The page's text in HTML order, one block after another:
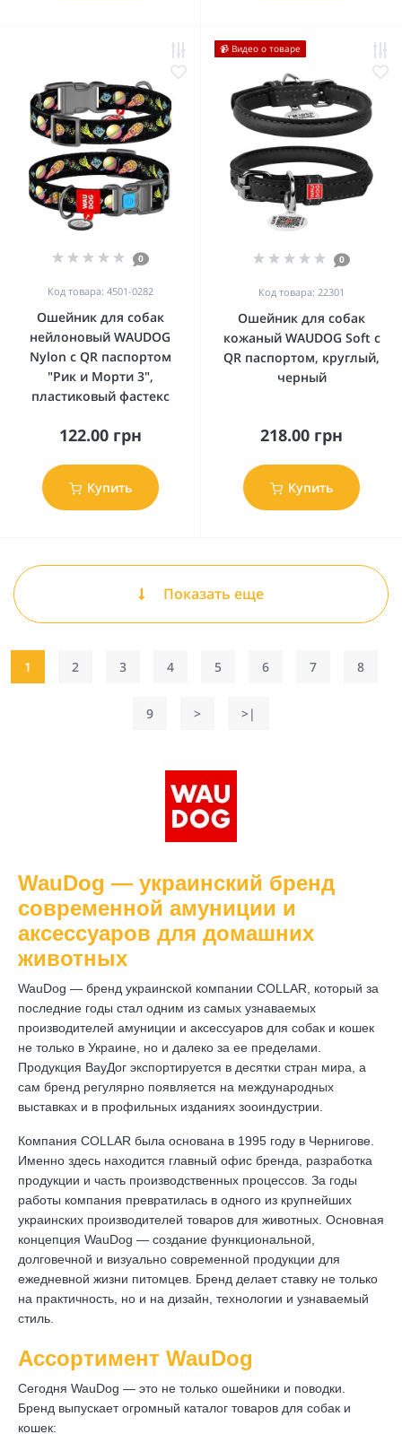
0
Код товара: 4501-0282
Ошейник для собак
нейлоновый WAUDOG
Nylon c QR паспортом
"Рик и Морти 3",
пластиковый фастекс
122.00 грн
Купить
📹 Видео о товаре
0
Код товара: 22301
Ошейник для собак
кожаный WAUDOG Soft с
QR паспортом, круглый,
черный
218.00 грн
Купить
Показать еще
1 2 3 4 5 6 7 8
9 > >|
WauDog — украинский бренд
современной амуниции и
аксессуаров для домашних
животных
WauDog — бренд украинской компании COLLAR, который за
последние годы стал одним из самых узнаваемых
производителей амуниции и аксессуаров для собак и кошек
не только в Украине, но и далеко за ее пределами.
Продукция ВауДог экспортируется в десятки стран мира, а
сам бренд регулярно появляется на международных
выставках и в профильных изданиях зооиндустрии.
Компания COLLAR была основана в 1995 году в Чернигове.
Именно здесь находится главный офис бренда, разработка
продукции и часть производственных процессов. За годы
работы компания превратилась в одного из крупнейших
украинских производителей товаров для животных. Основная
концепция WauDog — создание функциональной,
долговечной и визуально современной продукции для
ежедневной жизни питомцев. Бренд делает ставку не только
на практичность, но и на дизайн, технологии и узнаваемый
стиль.
Ассортимент WauDog
Сегодня WauDog — это не только ошейники и поводки.
Бренд выпускает огромный каталог товаров для собак и
кошек: